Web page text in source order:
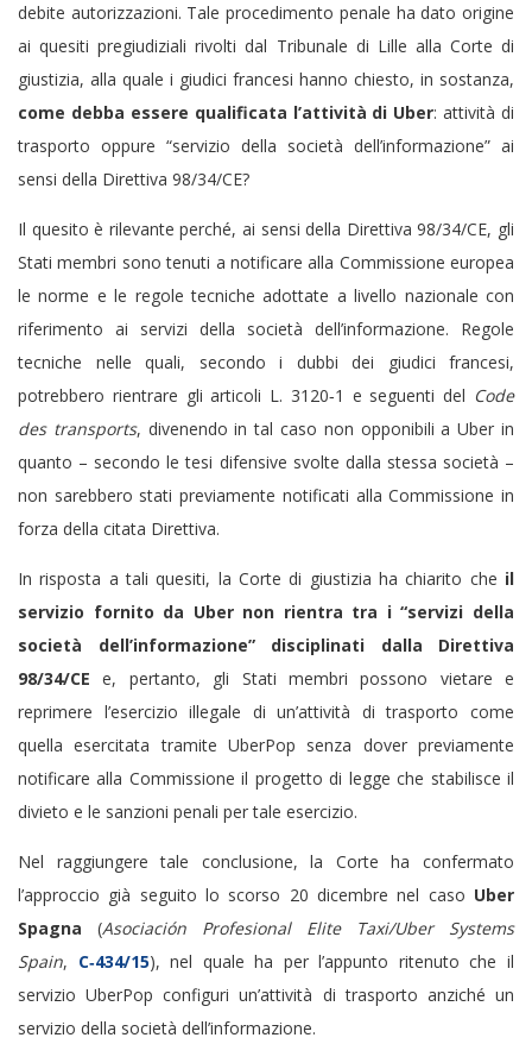
debite autorizzazioni. Tale procedimento penale ha dato origine
ai quesiti pregiudiziali rivolti dal Tribunale di Lille alla Corte di
giustizia, alla quale i giudici francesi hanno chiesto, in sostanza,
come debba essere qualificata l’attività di Uber: attività di
trasporto oppure “servizio della società dell’informazione” ai
sensi della Direttiva 98/34/CE?
Il quesito è rilevante perché, ai sensi della Direttiva 98/34/CE, gli
Stati membri sono tenuti a notificare alla Commissione europea
le norme e le regole tecniche adottate a livello nazionale con
riferimento ai servizi della società dell’informazione. Regole
tecniche nelle quali, secondo i dubbi dei giudici francesi,
potrebbero rientrare gli articoli L. 3120‑1 e seguenti del Code
des transports, divenendo in tal caso non opponibili a Uber in
quanto – secondo le tesi difensive svolte dalla stessa società –
non sarebbero stati previamente notificati alla Commissione in
forza della citata Direttiva.
In risposta a tali quesiti, la Corte di giustizia ha chiarito che il
servizio fornito da Uber non rientra tra i “servizi della
società dell’informazione” disciplinati dalla Direttiva
98/34/CE e, pertanto, gli Stati membri possono vietare e
reprimere l’esercizio illegale di un’attività di trasporto come
quella esercitata tramite UberPop senza dover previamente
notificare alla Commissione il progetto di legge che stabilisce il
divieto e le sanzioni penali per tale esercizio.
Nel raggiungere tale conclusione, la Corte ha confermato
l’approccio già seguito lo scorso 20 dicembre nel caso Uber
Spagna (Asociación Profesional Elite Taxi/Uber Systems
Spain, C‑434/15), nel quale ha per l’appunto ritenuto che il
servizio UberPop configuri un’attività di trasporto anziché un
servizio della società dell’informazione.